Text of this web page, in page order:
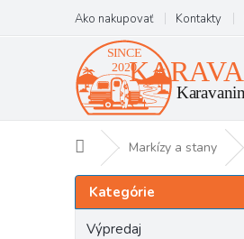
obsah
Ako nakupovať Kontakty
DomovMarkízy a stany
B
o
Preskočiť
kategórie
Kategórie
Výpredaj